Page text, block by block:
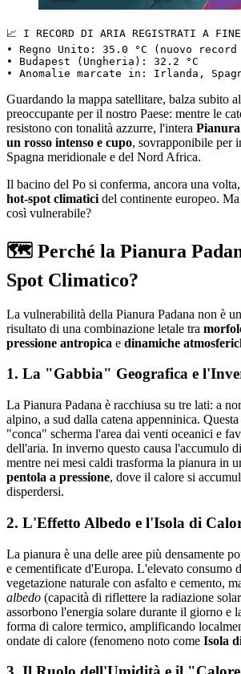
📈 I RECORD DI ARIA REGISTRATI A FINE
• Regno Unito: 35.0 °C (nuovo
• Budapest (Ungheria): 32.2 °C
Guardando la mappa satellitare, balza subito
preoccupante per il nostro Paese: mentre le
resistono con tonalità azzurre, l'intera
un rosso intenso e cupo, sovrapponibile per
Spagna meridionale e del Nord Africa.
Il bacino del Po si conferma, ancora una
hot-spot climatici del continente europeo.
così vulnerabile?
🗺️ Perché la Pianura
Spot Climatico?
La vulnerabilità della Pianura Padana non è
risultato di una combinazione letale tra
pressione antropica e dinamiche
1. La "Gabbia" Geografica e
La Pianura Padana è racchiusa su tre lati: a
alpino, a sud dalla catena appenninica.
"conca" scherma l'area dai venti oceanici e
dell'aria. In inverno questo causa l'accumulo
mentre nei mesi caldi trasforma la pianura in
pentola a pressione, dove il calore si
disperdersi.
2. L'Effetto Albedo e l'Isola di
La pianura è una delle aree più densamente
e cementificate d'Europa. L'elevato consumo
vegetazione naturale con asfalto e cemento,
albedo (capacità di riflettere la radiazione
assorbono l'energia solare durante il giorno e
forma di calore termico, amplificando
ondate di calore (fenomeno noto come Isola